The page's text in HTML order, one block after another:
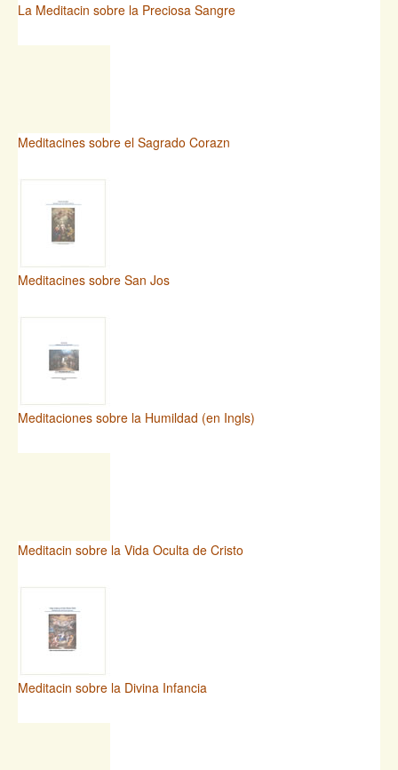
La Meditacin sobre la Preciosa Sangre
Meditacines sobre el Sagrado Corazn
Meditacines sobre San Jos
Meditaciones sobre la Humildad (en Ingls)
Meditacin sobre la Vida Oculta de Cristo
Meditacin sobre la Divina Infancia